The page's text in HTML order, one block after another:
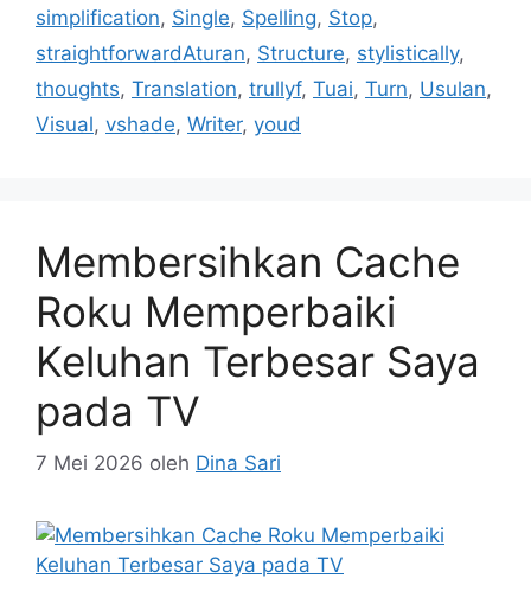
simplification, Single, Spelling, Stop,
straightforwardAturan, Structure, stylistically,
thoughts, Translation, trullyf, Tuai, Turn, Usulan,
Visual, vshade, Writer, youd
Membersihkan Cache
Roku Memperbaiki
Keluhan Terbesar Saya
pada TV
7 Mei 2026 oleh Dina Sari